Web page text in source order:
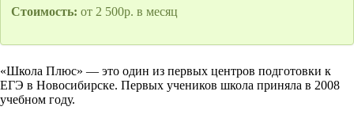
Стоимость: от 2 500р. в месяц
«Школа Плюс» — это один из первых центров подготовки к
ЕГЭ в Новосибирске. Первых учеников школа приняла в 2008
учебном году.